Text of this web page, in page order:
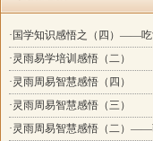
·国学知识感悟之（四）——
·灵雨易学培训感悟（二）
·灵雨周易智慧感悟（四）
·灵雨周易智慧感悟（三）
·灵雨周易智慧感悟（二）——